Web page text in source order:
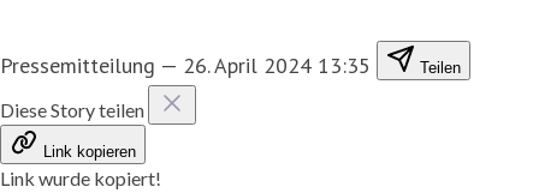
Pressemitteilung — 26. April 2024 13:35 Teilen
Diese Story teilen
Link kopieren
Link wurde kopiert!